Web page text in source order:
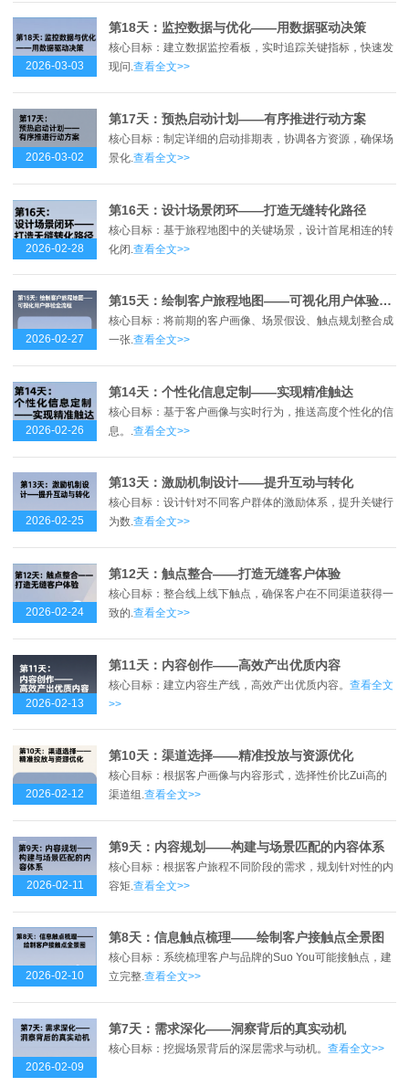
2026-03-03
第18天：监控数据与优化——用数据驱动决策
核心目标：建立数据监控看板，实时追踪关键指标，快速发
现问.查看全文>>
2026-03-02
第17天：预热启动计划——有序推进行动方案
核心目标：制定详细的启动排期表，协调各方资源，确保场
景化.查看全文>>
2026-02-28
第16天：设计场景闭环——打造无缝转化路径
核心目标：基于旅程地图中的关键场景，设计首尾相连的转
化闭. 查看全文>>
2026-02-27
第15天：绘制客户旅程地图——可视化用户体验全流程
核心目标：将前期的客户画像、场景假设、触点规划整合成
一张.查看全文>>
2026-02-26
第14天：个性化信息定制——实现精准触达
核心目标：基于客户画像与实时行为，推送高度个性化的信
息。. 查看全文>>
2026-02-25
第13天：激励机制设计——提升互动与转化
核心目标：设计针对不同客户群体的激励体系，提升关键行
为数.查看全文>>
2026-02-24
第12天：触点整合——打造无缝客户体验
核心目标：整合线上线下触点，确保客户在不同渠道获得一
致的.查看全文>>
2026-02-13
第11天：内容创作——高效产出优质内容
核心目标：建立内容生产线，高效产出优质内容。 查看全文
>>
2026-02-12
第10天：渠道选择——精准投放与资源优化
核心目标：根据客户画像与内容形式，选择性价比Zui高的
渠道组.查看全文>>
2026-02-11
第9天：内容规划——构建与场景匹配的内容体系
核心目标：根据客户旅程不同阶段的需求，规划针对性的内
容矩. 查看全文>>
2026-02-10
第8天：信息触点梳理——绘制客户接触点全景图
核心目标：系统梳理客户与品牌的Suo You可能接触点，建
立完整.查看全文>>
2026-02-09
第7天：需求深化——洞察背后的真实动机
核心目标：挖掘场景背后的深层需求与动机。 查看全文>>